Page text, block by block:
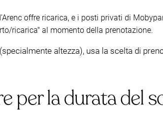
offre ricarica, e i posti privati di
ricarica" al momento della prenotazione.
altezza), usa la scelta di
per la durata del